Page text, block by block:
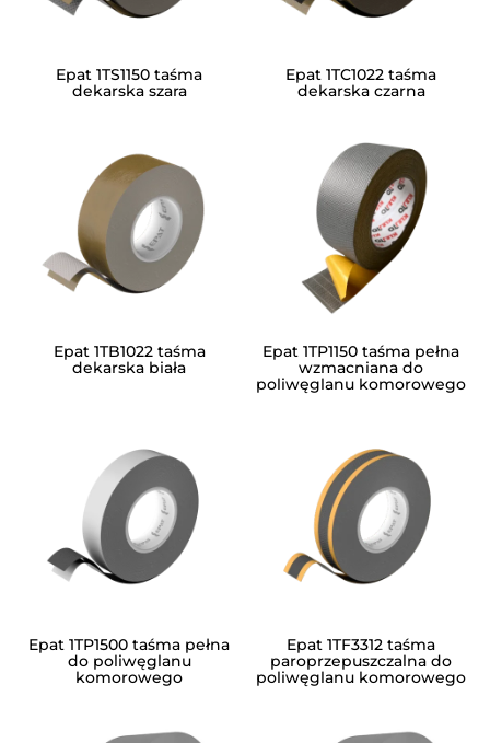
Epat 1TS1150 taśma
dekarska szara
Epat 1TC1022 taśma
dekarska czarna
Epat 1TB1022 taśma
dekarska biała
Epat 1TP1150 taśma pełna
wzmacniana do
poliwęglanu komorowego
Epat 1TP1500 taśma pełna
do poliwęglanu
komorowego
Epat 1TF3312 taśma
paroprzepuszczalna do
poliwęglanu komorowego